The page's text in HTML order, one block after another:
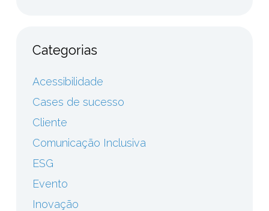
Categorias
Acessibilidade
Cases de sucesso
Cliente
Comunicação Inclusiva
ESG
Evento
Inovação